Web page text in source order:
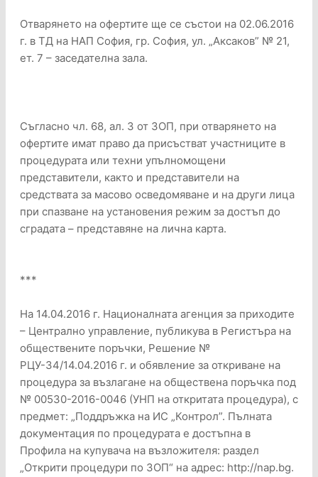
Отварянето на офертите ще се състои на 02.06.2016
г. в ТД на НАП София, гр. София, ул. „Аксаков” № 21,
ет. 7 – заседателна зала.
Съгласно чл. 68, ал. 3 от ЗОП, при отварянето на
офертите имат право да присъстват участниците в
процедурата или техни упълномощени
представители, както и представители на
средствата за масово осведомяване и на други лица
при спазване на установения режим за достъп до
сградата – представяне на лична карта.
***
На 14.04.2016 г. Националната агенция за приходите
– Централно управление, публикува в Регистъра на
обществените поръчки, Решение №
РЦУ-34/14.04.2016 г. и обявление за откриване на
процедура за възлагане на обществена поръчка под
№ 00530-2016-0046 (УНП на откритата процедура), с
предмет: „Поддръжка на ИС „Контрол”. Пълната
документация по процедурата е достъпна в
Профила на купувача на възложителя: раздел
„Открити процедури по ЗОП“ на адрес: http://nap.bg.